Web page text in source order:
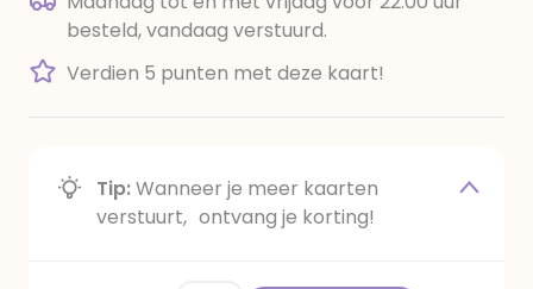
besteld, vandaag verstuurd.
Verdien 5 punten met deze kaart!
Tip:Wanneer je meer kaarten
verstuurt, ontvang je korting!